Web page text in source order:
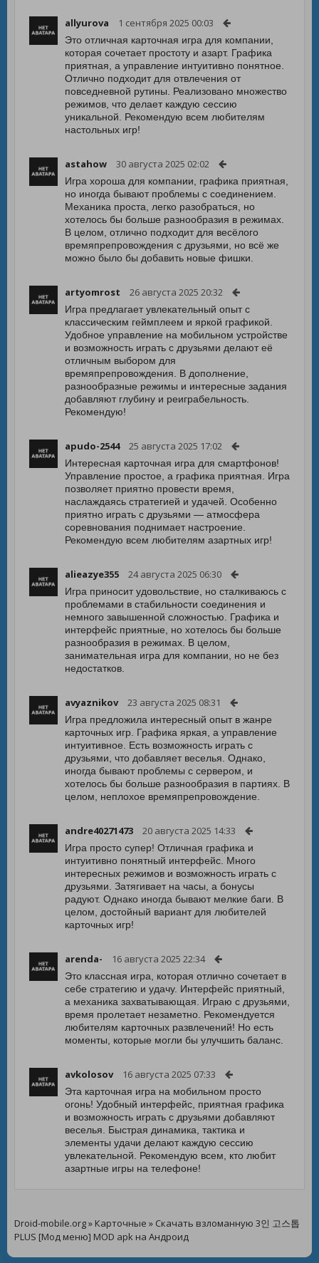
allyurova 1 сентября 2025 00:03
Это отличная карточная игра для компании,
которая сочетает простоту и азарт. Графика
приятная, а управление интуитивно понятное.
Отлично подходит для отвлечения от
повседневной рутины. Реализовано множество
режимов, что делает каждую сессию
уникальной. Рекомендую всем любителям
настольных игр!
astahow 30 августа 2025 02:02
Игра хороша для компании, графика приятная,
но иногда бывают проблемы с соединением.
Механика проста, легко разобраться, но
хотелось бы больше разнообразия в режимах.
В целом, отлично подходит для весёлого
времяпрепровождения с друзьями, но всё же
можно было бы добавить новые фишки.
artyomrost 26 августа 2025 20:32
Игра предлагает увлекательный опыт с
классическим геймплеем и яркой графикой.
Удобное управление на мобильном устройстве
и возможность играть с друзьями делают её
отличным выбором для
времяпрепровождения. В дополнение,
разнообразные режимы и интересные задания
добавляют глубину и реиграбельность.
Рекомендую!
apudo-2544 25 августа 2025 17:02
Интересная карточная игра для смартфонов!
Управление простое, а графика приятная. Игра
позволяет приятно провести время,
наслаждаясь стратегией и удачей. Особенно
приятно играть с друзьями — атмосфера
соревнования поднимает настроение.
Рекомендую всем любителям азартных игр!
alieazye355 24 августа 2025 06:30
Игра приносит удовольствие, но сталкиваюсь с
проблемами в стабильности соединения и
немного завышенной сложностью. Графика и
интерфейс приятные, но хотелось бы больше
разнообразия в режимах. В целом,
занимательная игра для компании, но не без
недостатков.
avyaznikov 23 августа 2025 08:31
Игра предложила интересный опыт в жанре
карточных игр. Графика яркая, а управление
интуитивное. Есть возможность играть с
друзьями, что добавляет веселья. Однако,
иногда бывают проблемы с сервером, и
хотелось бы больше разнообразия в партиях. В
целом, неплохое времяпрепровождение.
andre40271473 20 августа 2025 14:33
Игра просто супер! Отличная графика и
интуитивно понятный интерфейс. Много
интересных режимов и возможность играть с
друзьями. Затягивает на часы, а бонусы
радуют. Однако иногда бывают мелкие баги. В
целом, достойный вариант для любителей
карточных игр!
arenda- 16 августа 2025 22:34
Это классная игра, которая отлично сочетает в
себе стратегию и удачу. Интерфейс приятный,
а механика захватывающая. Играю с друзьями,
время пролетает незаметно. Рекомендуется
любителям карточных развлечений! Но есть
моменты, которые могли бы улучшить баланс.
avkolosov 16 августа 2025 07:33
Эта карточная игра на мобильном просто
огонь! Удобный интерфейс, приятная графика
и возможность играть с друзьями добавляют
веселья. Быстрая динамика, тактика и
элементы удачи делают каждую сессию
увлекательной. Рекомендую всем, кто любит
азартные игры на телефоне!
Droid-mobile.org» Карточные » Скачать взломанную 3인 고스톱
PLUS [Мод меню] MOD apk на Андроид